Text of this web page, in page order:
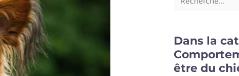
e
r
Dans la
être du